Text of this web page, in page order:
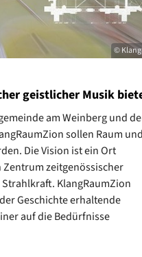
©
geistlicher Musik
am Weinberg und
sollen Raum und
Die Vision ist ein Ort
zeitgenössischer
KlangRaumZion
Geschichte erhaltende
auf die Bedürfnisse